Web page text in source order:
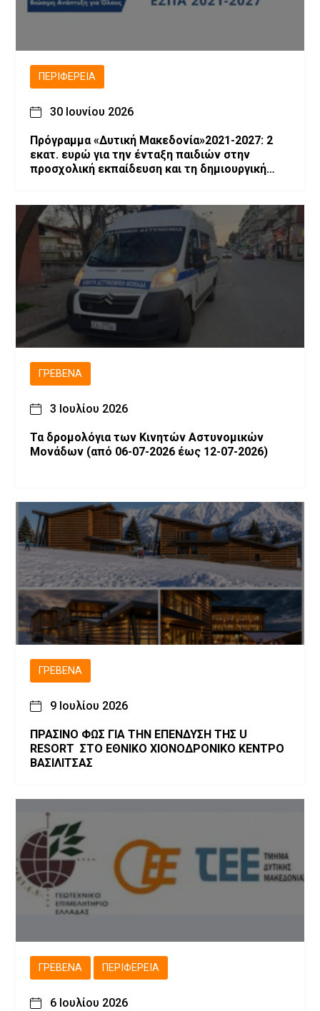
ΠΕΡΙΦΈΡΕΙΑ
30 Ιουνίου 2026
Πρόγραμμα «Δυτική Μακεδονία»2021-2027: 2
εκατ. ευρώ για την ένταξη παιδιών στην
προσχολική εκπαίδευση και τη δημιουργική
ΓΡΕΒΕΝΆ
3 Ιουλίου 2026
Τα δρομολόγια των Κινητών Αστυνομικών
Μονάδων (από 06-07-2026 έως 12-07-2026)
ΓΡΕΒΕΝΆ
9 Ιουλίου 2026
ΠΡΑΣΙΝΟ ΦΩΣ ΓΙΑ ΤΗΝ ΕΠΕΝΔΥΣΗ ΤΗΣ U
RESORT ΣΤΟ ΕΘΝΙΚΟ ΧΙΟΝΟΔΡΟΝΙΚΟ ΚΕΝΤΡΟ
ΒΑΣΙΛΙΤΣΑΣ
ΓΡΕΒΕΝΆ ΠΕΡΙΦΈΡΕΙΑ
6 Ιουλίου 2026